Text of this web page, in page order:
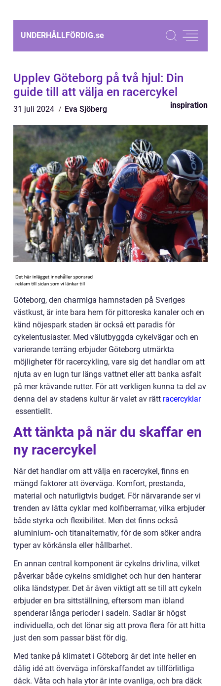
UNDERHÅLLFÖRDIG.se
Upplev Göteborg på två hjul: Din
guide till att välja en racercykel
31 juli 2024 Eva Sjöberg inspiration
Göteborg, den charmiga hamnstaden på Sveriges
västkust, är inte bara hem för pittoreska kanaler och en
känd nöjespark staden är också ett paradis för
cykelentusiaster. Med välutbyggda cykelvägar och en
varierande terräng erbjuder Göteborg utmärkta
möjligheter för racercykling, vare sig det handlar om att
njuta av en lugn tur längs vattnet eller att banka asfalt
på mer krävande rutter. För att verkligen kunna ta del av
denna del av stadens kultur är valet av rätt racercyklar
essentiellt.
Att tänkta på när du skaffar en
ny racercykel
När det handlar om att välja en racercykel, finns en
mängd faktorer att överväga. Komfort, prestanda,
material och naturligtvis budget. För närvarande ser vi
trenden av lätta cyklar med kolfiberramar, vilka erbjuder
både styrka och flexibilitet. Men det finns också
aluminium- och titanalternativ, för de som söker andra
typer av körkänsla eller hållbarhet.
En annan central komponent är cykelns drivlina, vilket
påverkar både cykelns smidighet och hur den hanterar
olika ländstyper. Det är även viktigt att se till att cykeln
erbjuder en bra sittställning, eftersom man ibland
spenderar långa perioder i sadeln. Sadlar är högst
individuella, och det lönar sig att prova flera för att hitta
just den som passar bäst för dig.
Med tanke på klimatet i Göteborg är det inte heller en
dålig idé att överväga införskaffandet av tillförlitliga
däck. Våta och hala ytor är inte ovanliga, och bra däck